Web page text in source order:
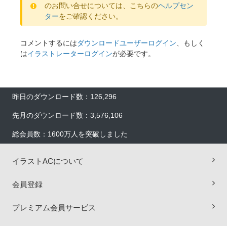
のお問い合せについては、こちらのヘルプセン
ターをご確認ください。
コメントするにはダウンロードユーザーログイン、もしく
はイラストレーターログインが必要です。
昨日のダウンロード数：126,296
先月のダウンロード数：3,576,106
総会員数：1600万人を突破しました
イラストACについて
会員登録
プレミアム会員サービス